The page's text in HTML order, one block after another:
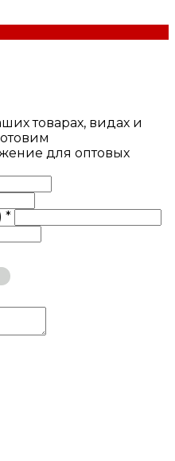
товарах, видах и
для оптовых
*
Юридическое лицо